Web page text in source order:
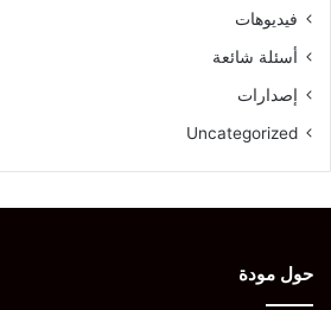
فيديوهات
أسئلة شائعة
إصدارات
Uncategorized
حول مودة